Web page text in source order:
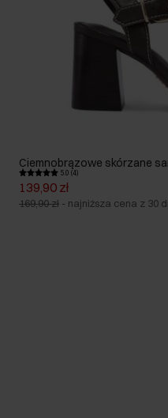
Ciemnobrązowe skórzane
5.0 (4)
139,90 zł
169,90 zł - najniższa cena z 30